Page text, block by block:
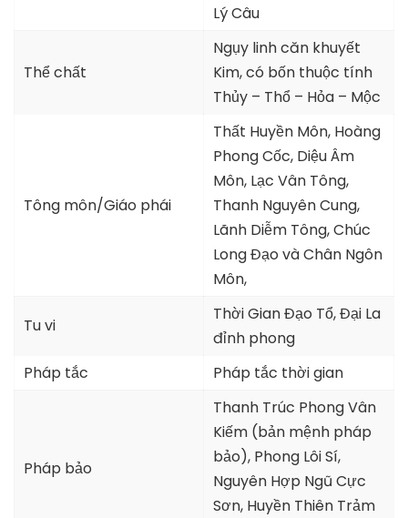
Lý Câu
Thể chất
Ngụy linh căn khuyết
Kim, có bốn thuộc tính
Thủy – Thổ – Hỏa – Mộc
Tông môn/Giáo phái
Thất Huyền Môn, Hoàng
Phong Cốc, Diệu Âm
Môn, Lạc Vân Tông,
Thanh Nguyên Cung,
Lãnh Diễm Tông, Chúc
Long Đạo và Chân Ngôn
Môn,
Tu vi
Thời Gian Đạo Tổ, Đại La
đỉnh phong
Pháp tắc
Pháp tắc thời gian
Pháp bảo
Thanh Trúc Phong Vân
Kiếm (bản mệnh pháp
bảo), Phong Lôi Sí,
Nguyên Hợp Ngũ Cực
Sơn, Huyền Thiên Trảm